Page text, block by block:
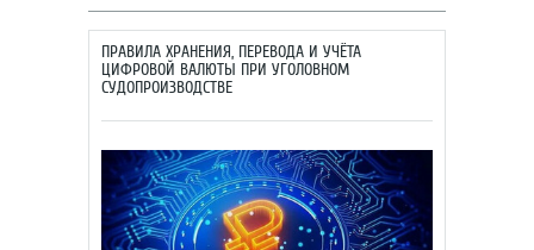
ПРАВИЛА ХРАНЕНИЯ, ПЕРЕВОДА И УЧЁТА
ЦИФРОВОЙ ВАЛЮТЫ ПРИ УГОЛОВНОМ
СУДОПРОИЗВОДСТВЕ